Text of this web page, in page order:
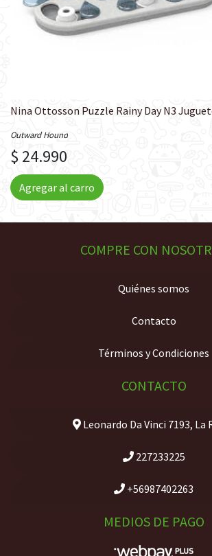
Outward Hound
$ 24.990
Agregar al carro
COMPRE CON
Quiénes somos
Contacto
Términos y Condiciones
CONTACTO
Leonardo Da Vinci 7193, La
227233225
+56987402263
MEDIOS DE PAGO